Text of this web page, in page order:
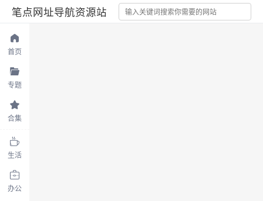
笔点网址导航资源站
首页
专题
合集
生活
办公